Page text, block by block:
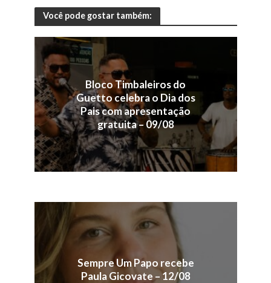
Você pode gostar também:
Bloco Timbaleiros do
Guetto celebra o Dia dos
Pais com apresentação
gratuita – 09/08
Sempre Um Papo recebe
Paula Gicovate – 12/08